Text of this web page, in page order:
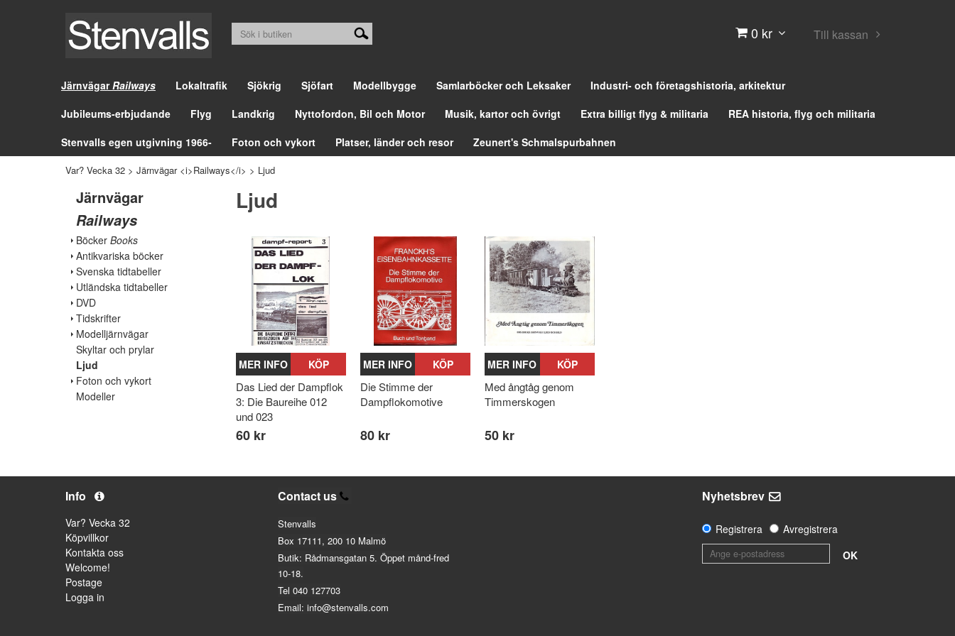
0 kr Till kassan
JärnvägarRailways Lokaltrafik Sjökrig Sjöfart Modellbygge Samlarböcker och Leksaker
Industri- och företagshistoria, arkitektur
Jubileums-erbjudande
Flyg Landkrig Nyttofordon, Bil och Motor Musik, kartor och övrigt Extra billigt flyg & militaria
REA historia, flyg och militaria
Stenvalls egen utgivning 1966-
Foton och vykort Platser, länder och resor Zeunert's Schmalspurbahnen
Var? Vecka 32 > Järnvägar <i>Railways</i> > Ljud
Järnvägar
Railways
Böcker Books
Antikvariska böcker
Svenska tidtabeller
Utländska tidtabeller
DVD
Tidskrifter
Modelljärnvägar
Skyltar och prylar
Ljud
Foton och vykort
Modeller
Ljud
MER INFO KÖP
Das Lied der Dampflok
3: Die Baureihe 012
und 023
60 kr
MER INFO KÖP
Die Stimme der
Dampflokomotive
80 kr
MER INFO KÖP
Med ångtåg genom
Timmerskogen
50 kr
Info
Var? Vecka 32
Köpvillkor
Kontakta oss
Welcome!
Postage
Logga in
Contact us
Stenvalls
Box 17111, 200 10 Malmö
Butik: Rådmansgatan 5. Öppet månd-fred
10-18.
Tel 040 127703
Email: info@stenvalls.com
Nyhetsbrev
Registrera
Avregistrera
OK